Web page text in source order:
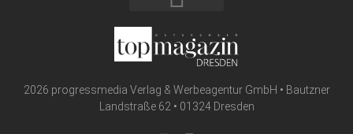
2026 progressmedia Verlag & Werbeagentur GmbH • Bautzner
Landstraße 62 • 01324 Dresden